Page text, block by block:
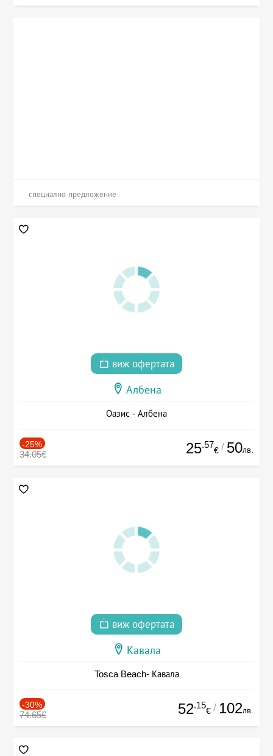
специално предложение
виж офертата
Албена
Оазис - Албена
-25%
34.05€ 25.57
€ / 50лв.
виж офертата
Кавала
Tosca Beach- Кавала
-30%
74.65€ 52.15
€ / 102лв.